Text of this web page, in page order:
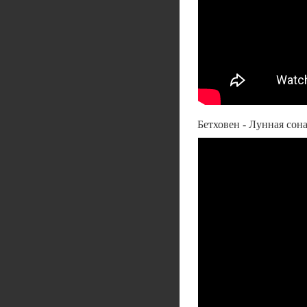
Бетховен - Лунная